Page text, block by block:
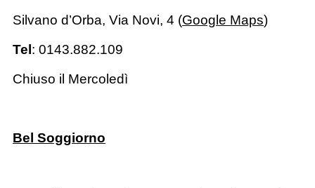
Silvano d’Orba, Via Novi, 4 (Google Maps)
Tel: 0143.882.109
Chiuso il Mercoledì
Bel Soggiorno